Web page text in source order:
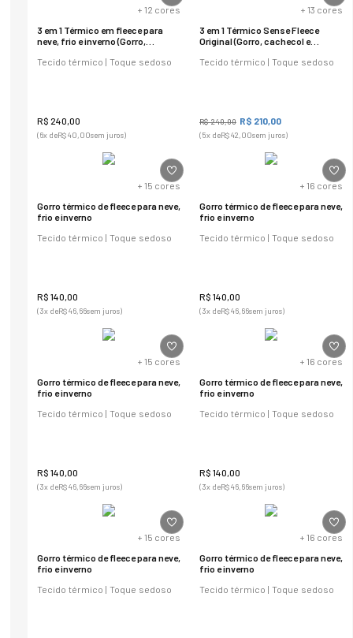
+ 12 cores
3 em 1 Térmico em fleece para
neve, frio e inverno (Gorro,
Tecido térmico | Toque sedoso
R$ 240 00
(6x deR$40,00sem juros)
+ 13 cores
3 em 1 Térmico Sense Fleece
Original (Gorro, cachecol e
Tecido térmico | Toque sedoso
R$240,00 R$ 210 00
(5x deR$42,00sem juros)
+ 15 cores
Gorro térmico de fleece para neve,
frio e inverno
Tecido térmico | Toque sedoso
R$ 140 00
(3x deR$46,66sem juros)
+ 16 cores
Gorro térmico de fleece para neve,
frio e inverno
Tecido térmico | Toque sedoso
R$ 140 00
(3x deR$46,66sem juros)
+ 15 cores
Gorro térmico de fleece para neve,
frio e inverno
Tecido térmico | Toque sedoso
R$ 140 00
(3x deR$46,66sem juros)
+ 16 cores
Gorro térmico de fleece para neve,
frio e inverno
Tecido térmico | Toque sedoso
R$ 140 00
(3x deR$46,66sem juros)
+ 15 cores
Gorro térmico de fleece para neve,
frio e inverno
Tecido térmico | Toque sedoso
+ 16 cores
Gorro térmico de fleece para neve,
frio e inverno
Tecido térmico | Toque sedoso